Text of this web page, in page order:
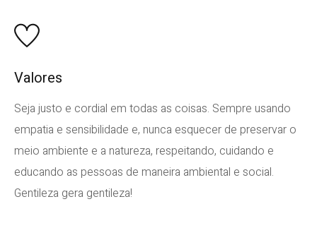
Valores
Seja justo e cordial em todas as coisas. Sempre usando
empatia e sensibilidade e, nunca esquecer de preservar o
meio ambiente e a natureza, respeitando, cuidando e
educando as pessoas de maneira ambiental e social.
Gentileza gera gentileza!